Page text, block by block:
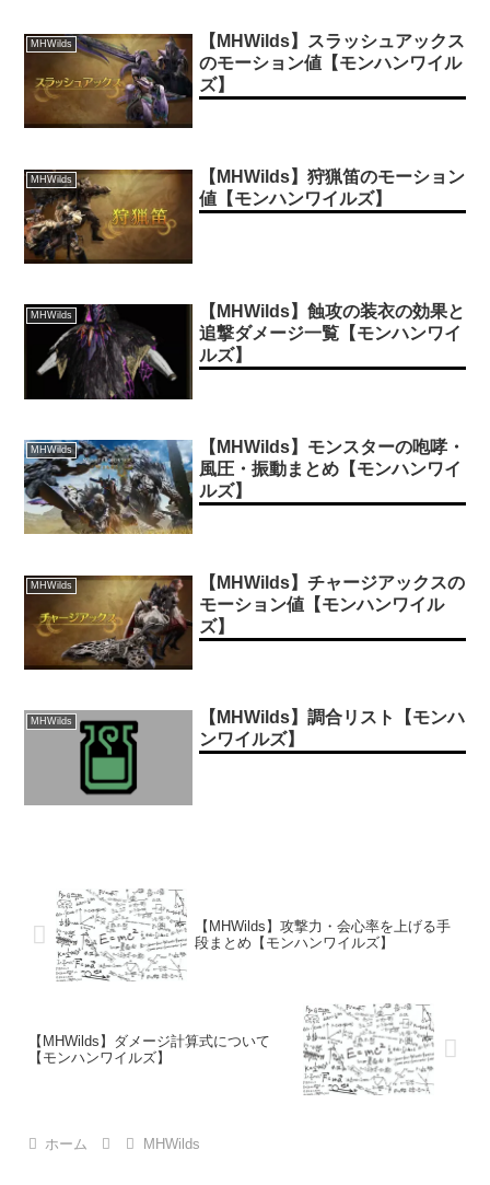
MHWilds
【MHWilds】スラッシュアックス
のモーション値【モンハンワイル
ズ】
MHWilds
【MHWilds】狩猟笛のモーション
値【モンハンワイルズ】
MHWilds
【MHWilds】蝕攻の装衣の効果と
追撃ダメージ一覧【モンハンワイ
ルズ】
MHWilds
【MHWilds】モンスターの咆哮・
風圧・振動まとめ【モンハンワイ
ルズ】
MHWilds
【MHWilds】チャージアックスの
モーション値【モンハンワイル
ズ】
MHWilds
【MHWilds】調合リスト【モンハ
ンワイルズ】
【MHWilds】攻撃力・会心率を上げる手
段まとめ【モンハンワイルズ】
【MHWilds】ダメージ計算式について
【モンハンワイルズ】
ホーム MHWilds